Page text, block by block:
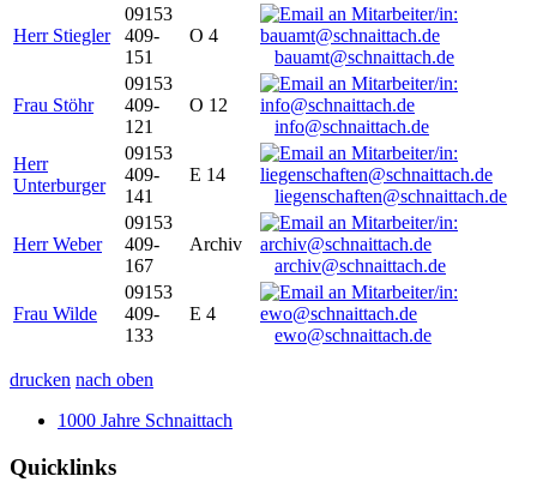
Herr Stiegler
09153
409-
151
O 4
bauamt@schnaittach.de
Frau Stöhr
09153
409-
121
O 12
info@schnaittach.de
Herr
Unterburger
09153
409-
141
E 14
liegenschaften@schnaittach.de
Herr Weber
09153
409-
167
Archiv
archiv@schnaittach.de
Frau Wilde
09153
409-
133
E 4
ewo@schnaittach.de
drucken nach oben
1000 Jahre Schnaittach
Quicklinks